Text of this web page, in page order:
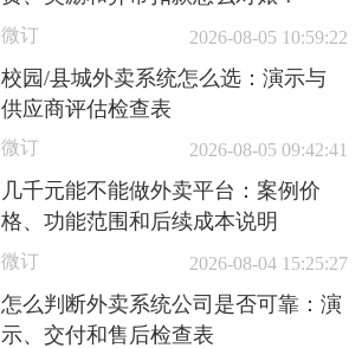
微订 2026-08-05 10:59:22
校园/县城外卖系统怎么选：演示与
供应商评估检查表
微订 2026-08-05 09:42:41
几千元能不能做外卖平台：案例价
格、功能范围和后续成本说明
微订 2026-08-04 15:25:27
怎么判断外卖系统公司是否可靠：演
示、交付和售后检查表